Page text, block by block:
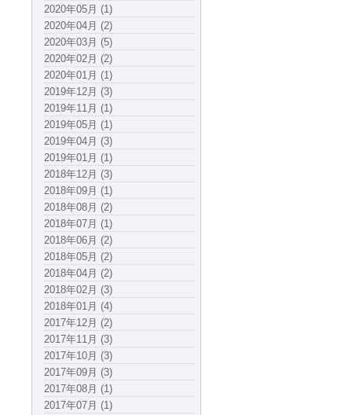
2020年05月 (1)
2020年04月 (2)
2020年03月 (5)
2020年02月 (2)
2020年01月 (1)
2019年12月 (3)
2019年11月 (1)
2019年05月 (1)
2019年04月 (3)
2019年01月 (1)
2018年12月 (3)
2018年09月 (1)
2018年08月 (2)
2018年07月 (1)
2018年06月 (2)
2018年05月 (2)
2018年04月 (2)
2018年02月 (3)
2018年01月 (4)
2017年12月 (2)
2017年11月 (3)
2017年10月 (3)
2017年09月 (3)
2017年08月 (1)
2017年07月 (1)